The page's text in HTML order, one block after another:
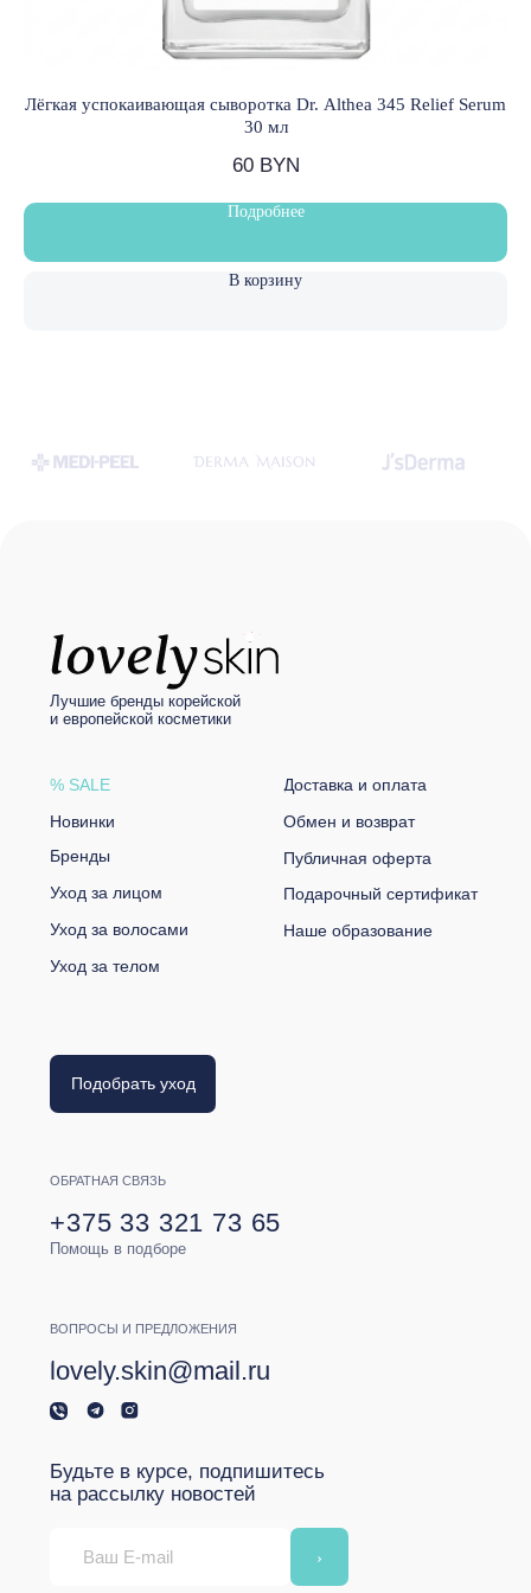
Лёгкая успокаивающая сыворотка Dr. Althea 345 Relief Serum
30 мл
60 BYN
Подробнее
В корзину
№ 0232812 от 04.04.2025 г.
Беларусь № 750260 от 29.05.2025 г.